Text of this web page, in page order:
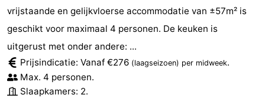
vrijstaande en gelijkvloerse accommodatie van ±57m² is
geschikt voor maximaal 4 personen. De keuken is
uitgerust met onder andere: ...
Prijsindicatie: Vanaf €276 (laagseizoen) per midweek.
Max. 4 personen.
Slaapkamers: 2.